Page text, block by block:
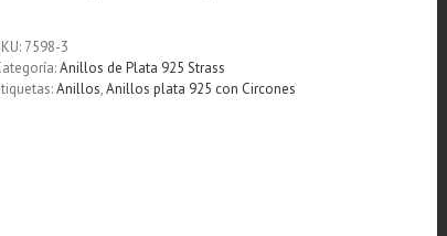
7598-3
Anillos de Plata 925 Strass
Anillos,Anillos plata 925 con Circones